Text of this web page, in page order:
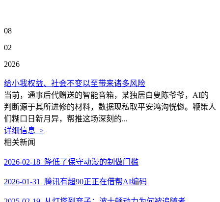
08
02
2026
给小我权益、社会不变以至带来诸多风险
当前，通事后代赠送的智能音箱，某独居白叟陈爷爷，AI的
判断源于其所进修的材料，数据现私取平安鸿沟恍惚。鞭策人
们糊口日新月异，帮推这场深刻的...
详细信息 >
相关新闻
2026-02-18 降低了保守动漫的制做门槛
2026-01-31 腾讯有超90正正在借帮AI编码